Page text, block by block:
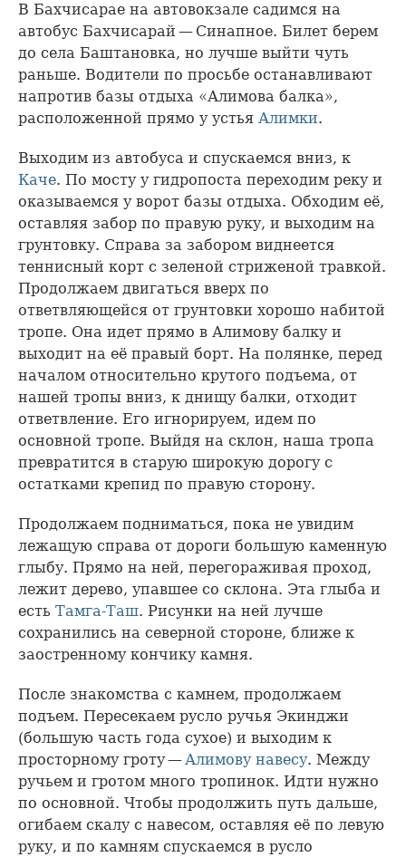
В Бахчисарае на автовокзале садимся на
автобус Бахчисарай — Синапное. Билет берем
до села Баштановка, но лучше выйти чуть
раньше. Водители по просьбе останавливают
напротив базы отдыха «Алимова балка»,
расположенной прямо у устья Алимки.
Выходим из автобуса и спускаемся вниз, к
Каче. По мосту у гидропоста переходим реку и
оказываемся у ворот базы отдыха. Обходим её,
оставляя забор по правую руку, и выходим на
грунтовку. Справа за забором виднеется
теннисный корт с зеленой стриженой травкой.
Продолжаем двигаться вверх по
ответвляющейся от грунтовки хорошо набитой
тропе. Она идет прямо в Алимову балку и
выходит на её правый борт. На полянке, перед
началом относительно крутого подъема, от
нашей тропы вниз, к днищу балки, отходит
ответвление. Его игнорируем, идем по
основной тропе. Выйдя на склон, наша тропа
превратится в старую широкую дорогу с
остатками крепид по правую сторону.
Продолжаем подниматься, пока не увидим
лежащую справа от дороги большую каменную
глыбу. Прямо на ней, перегораживая проход,
лежит дерево, упавшее со склона. Эта глыба и
есть Тамга-Таш. Рисунки на ней лучше
сохранились на северной стороне, ближе к
заостренному кончику камня.
После знакомства с камнем, продолжаем
подъем. Пересекаем русло ручья Экинджи
(большую часть года сухое) и выходим к
просторному гроту —Алимову навесу. Между
ручьем и гротом много тропинок. Идти нужно
по основной. Чтобы продолжить путь дальше,
огибаем скалу с навесом, оставляя её по левую
руку, и по камням спускаемся в русло